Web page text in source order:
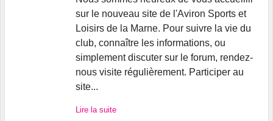
sur le nouveau site de l'Aviron Sports et
Loisirs de la Marne. Pour suivre la vie du
club, connaître les informations, ou
simplement discuter sur le forum, rendez-
nous visite régulièrement. Participer au
site...
Lire la suite